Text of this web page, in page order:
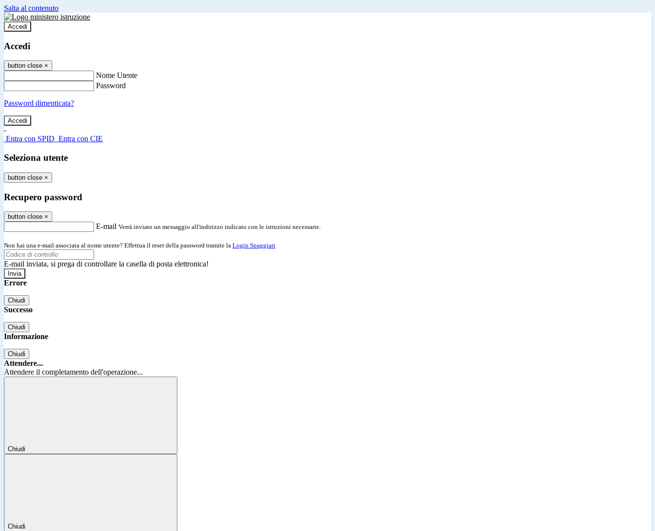
Salta al contenuto
Accedi
Accedi
button close ×
Nome Utente
Password
Password dimenticata?
-
Entra con SPID Entra con CIE
Seleziona utente
button close ×
Recupero password
button close ×
E-mail Verrà inviato un messaggio all'indirizzo indicato con le istruzioni necessarie.
Non hai una e-mail associata al nome utente? Effettua il reset della password tramite la Login Spaggiari
E-mail inviata, si prega di controllare la casella di posta elettronica!
Errore
Chiudi
Successo
Chiudi
Informazione
Chiudi
Attendere...
Attendere il completamento dell'operazione...
Chiudi
Chiudi